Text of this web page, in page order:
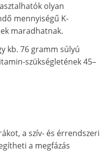
olyan
mennyiségű K-
maradhatnak.
kb. 76 gramm súlyú
szükségletének 45–
a szív- és érrendszeri
a megfázás